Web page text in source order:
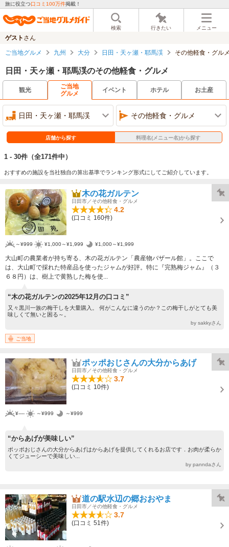
旅に役立つ口コミ100万件掲載！
検索 行きたい メニュー
ゲスト さん
ご当地グルメ 九州 大分 日田・天ヶ瀬・耶馬渓 その他軽食・グル
日田・天ヶ瀬・耶馬渓のその他軽食・グルメ
観光
ご当地
グルメ
イベント ホテル お土産
日田・天ヶ瀬・耶馬渓 その他軽食・グルメ
店舗から探す 料理名(メニュー名)から探す
1 - 30件 （全171件中）
おすすめの施設を当社独自の算出基準でランキング形式にしてご紹介しています。
木の花ガルテン
日田市／その他軽食・グルメ
4.2
(口コミ 160件)
～¥999 ¥1,000～¥1,999 ¥1,000～¥1,999
大山町の農業者が持ち寄る、木の花ガルテン「農産物バザール館」。ここで
は、大山町で採れた特産品を使ったジャムが好評。特に『完熟梅ジャム』（３
６８円）は、樹上で黄熟した梅を使...
“木の花ガルテンの2025年12月の口コミ”
又々黒川一族の梅干しを大量購入。 何がこんなに違うのか？この梅干しがとても美
味しくて無いと困る～。
by sakkyさん
ご当地
ポッポおじさんの大分からあげ
日田市／その他軽食・グルメ
3.7
(口コミ 10件)
¥---- ～¥999 ～¥999
“からあげが美味しい”
ポッポおじさんの大分からあげはからあげを提供してくれるお店です．お肉が柔らか
くてジューシーで美味しい...
by panndaさん
道の駅水辺の郷おおやま
日田市／その他軽食・グルメ
3.7
(口コミ 51件)